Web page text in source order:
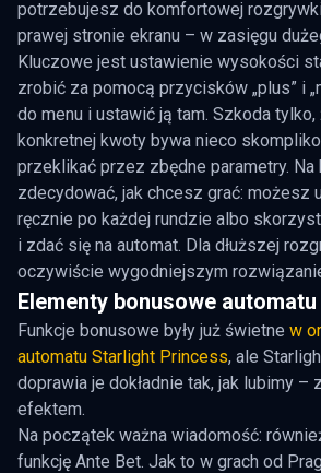
potrzebujesz do komfortowej
prawej stronie ekranu – w zasięgu
Kluczowe jest ustawienie wysokości
zrobić za pomocą przycisków „plus” i
do menu i ustawić ją tam. Szkoda
konkretnej kwoty bywa nieco
przeklikać przez zbędne parametry.
zdecydować, jak chcesz grać: możesz
ręcznie po każdej rundzie albo
i zdać się na automat. Dla dłuższej
oczywiście wygodniejszym
Elementy bonusowe
Funkcje bonusowe były już świetne w
automatu Starlight Princess, ale
doprawia je dokładnie tak, jak lubimy –
efektem.
Na początek ważna wiadomość:
funkcję Ante Bet. Jak to w grach od